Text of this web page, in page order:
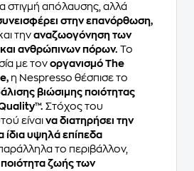
στιγμή απόλαυσης, αλλά
στην επανόρθωση,
την αναζωογόνηση των
ανθρώπινων πόρων. Το
με τον οργανισμό The
η Nespresso θέσπισε το
βιώσιμης ποιότητας
Στόχος του
είναι να διατηρήσει την
ίδια υψηλά επίπεδα
το περιβάλλον,
ζωής των